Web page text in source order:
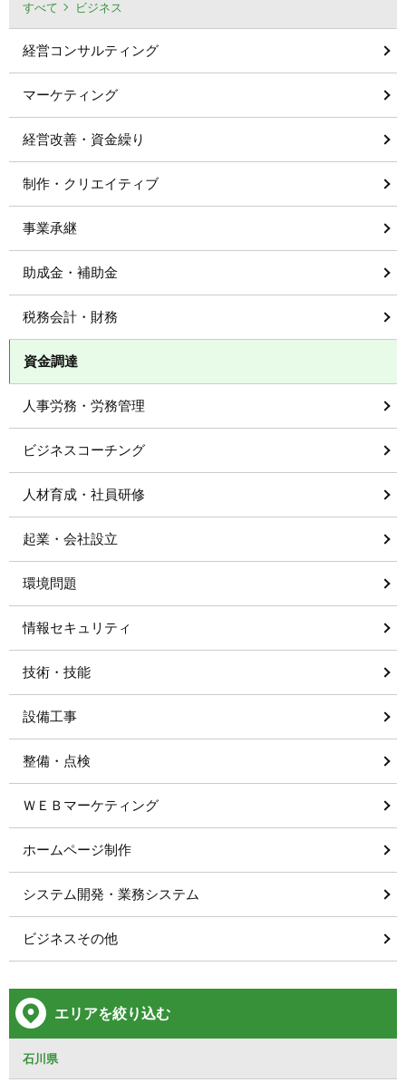
すべて ビジネス
経営コンサルティング
マーケティング
経営改善・資金繰り
制作・クリエイティブ
事業承継
助成金・補助金
税務会計・財務
資金調達
人事労務・労務管理
ビジネスコーチング
人材育成・社員研修
起業・会社設立
環境問題
情報セキュリティ
技術・技能
設備工事
整備・点検
ＷＥＢマーケティング
ホームページ制作
システム開発・業務システム
ビジネスその他
エリアを絞り込む
石川県